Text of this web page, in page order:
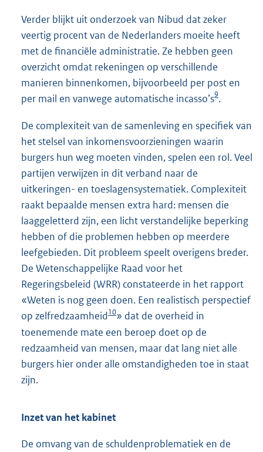
Verder blijkt uit onderzoek van Nibud dat zeker
veertig procent van de Nederlanders moeite heeft
met de financiële administratie. Ze hebben geen
overzicht omdat rekeningen op verschillende
manieren binnenkomen, bijvoorbeeld per post en
per mail en vanwege automatische incasso’s9.
De complexiteit van de samenleving en specifiek van
het stelsel van inkomensvoorzieningen waarin
burgers hun weg moeten vinden, spelen een rol. Veel
partijen verwijzen in dit verband naar de
uitkeringen- en toeslagensystematiek. Complexiteit
raakt bepaalde mensen extra hard: mensen die
laaggeletterd zijn, een licht verstandelijke beperking
hebben of die problemen hebben op meerdere
leefgebieden. Dit probleem speelt overigens breder.
De Wetenschappelijke Raad voor het
Regeringsbeleid (WRR) constateerde in het rapport
«Weten is nog geen doen. Een realistisch perspectief
op zelfredzaamheid10» dat de overheid in
toenemende mate een beroep doet op de
redzaamheid van mensen, maar dat lang niet alle
burgers hier onder alle omstandigheden toe in staat
zijn.
Inzet van het kabinet
De omvang van de schuldenproblematiek en de